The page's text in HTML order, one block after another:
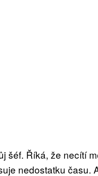
šéf. Říká, že necítí
nedostatku času.